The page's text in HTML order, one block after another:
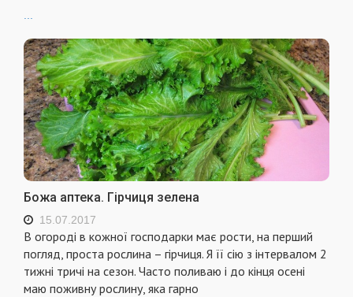
...
Божа аптека. Гірчиця зелена
15.07.2017
В огороді в кожної господарки має рости, на перший
погляд, проста рослина – гірчиця. Я її сію з інтервалом 2
тижні тричі на сезон. Часто поливаю і до кінця осені
маю поживну рослину, яка гарно